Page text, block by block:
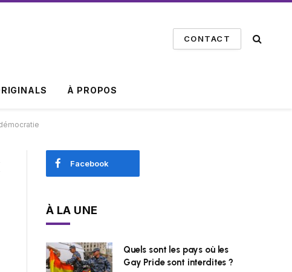
CONTACT
À PROPOS
Facebook
À LA UNE
Quels sont les pays où les
Gay Pride sont interdites ?